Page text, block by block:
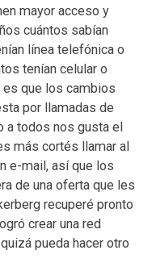
mayor acceso y
cuántos sabían
línea telefónica o
tenían celular o
es que los cambios
por llamadas de
a todos nos gusta el
más cortés llamar al
e-mail, así que los
de una oferta que les
recuperé pronto
crear una red
pueda hacer otro